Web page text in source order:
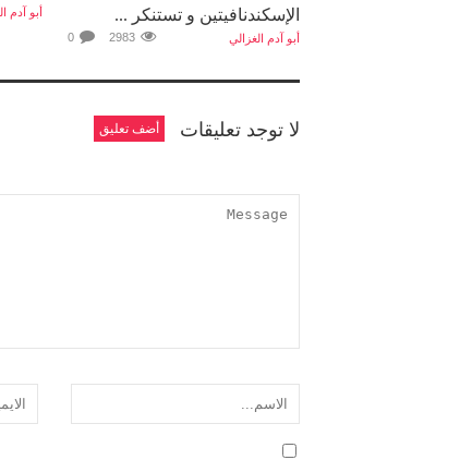
الإسكندنافيتين و تستنكر ...
أبو آدم الغزالي 0
أبو آدم
لا توجد تعليقات أضف تعليق